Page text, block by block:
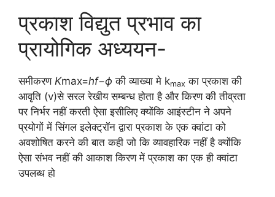
प्रकाश विद्युत प्रभाव का
प्रायोगिक अध्ययन-
समीकरण Kmax​=hf−ϕ की व्याख्या मे kmax का प्रकाश की
आवृति (v)से सरल रेखीय सम्बन्ध होता है और किरण की तीव्रता
पर निर्भर नहीं करती ऐसा इसीलिए क्योंकि आइंस्टीन ने अपने
प्रयोगों में सिंगल इलेक्ट्रॉन द्वारा प्रकाश के एक क्वांटा को
अवशोषित करने की बात कही जो कि व्यावहारिक नहीं है क्योंकि
ऐसा संभव नहीं की आकाश किरण में प्रकाश का एक ही क्वांटा
उपलब्ध हो